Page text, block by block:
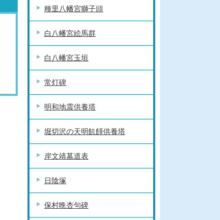
種里八幡宮獅子頭
白八幡宮絵馬群
白八幡宮玉垣
常灯碑
明和地震供養塔
堀切沢の天明飢饉供養塔
岸文靖墓道表
日陰塚
保村晩杏句碑